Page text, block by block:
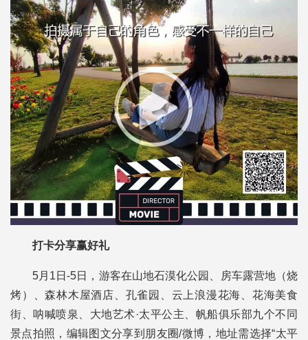
打卡分享赢好礼
5月1日-5日， 游客在山地石漠化公园、房车露营地（烧
烤）、森林木屋酒店、孔雀园、云上浪漫花海、花海美食
街、呐喊喷泉、大地艺术·太平公主、帆船俱乐部九个不同
景点拍照，编辑图文分享到朋友圈/微博，地址需选择“太平